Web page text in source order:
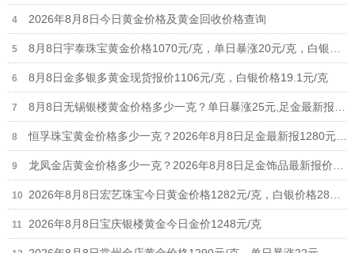
2026年8月8日今日黄金价格及黄金回收价格查询
8月8日金多银多黄金现货报价1106元/克，白银价格19.1元/克
2026年8月8日宝庆银楼黄金今日金价1248元/克